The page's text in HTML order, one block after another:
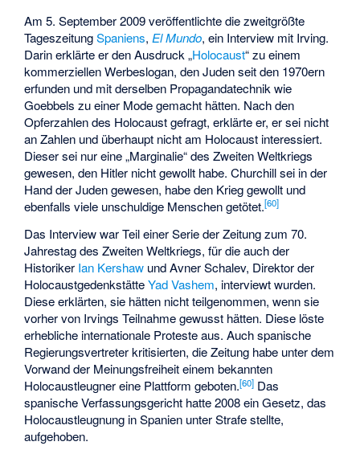
Am 5. September 2009 veröffentlichte die zweitgrößte
TageszeitungSpaniens, El Mundo, ein Interview mit Irving.
Darin erklärte er den Ausdruck „Holocaust“ zu einem
kommerziellen Werbeslogan, den Juden seit den 1970ern
erfunden und mit derselben Propagandatechnik wie
Goebbels zu einer Mode gemacht hätten. Nach den
Opferzahlen des Holocaust gefragt, erklärte er, er sei nicht
an Zahlen und überhaupt nicht am Holocaust interessiert.
Dieser sei nur eine „Marginalie“ des Zweiten Weltkriegs
gewesen, den Hitler nicht gewollt habe. Churchill sei in der
Hand der Juden gewesen, habe den Krieg gewollt und
ebenfalls viele unschuldige Menschen getötet.[60]
Das Interview war Teil einer Serie der Zeitung zum 70.
Jahrestag des Zweiten Weltkriegs, für die auch der
Historiker Ian Kershaw undAvner Schalev, Direktor der
HolocaustgedenkstätteYad Vashem, interviewt wurden.
Diese erklärten, sie hätten nicht teilgenommen, wenn sie
vorher von Irvings Teilnahme gewusst hätten. Diese löste
erhebliche internationale Proteste aus. Auch spanische
Regierungsvertreter kritisierten, die Zeitung habe unter dem
Vorwand der Meinungsfreiheit einem bekannten
Holocaustleugner eine Plattform geboten.[60] Das
spanische Verfassungsgericht hatte 2008 ein Gesetz, das
Holocaustleugnung in Spanien unter Strafe stellte,
aufgehoben.